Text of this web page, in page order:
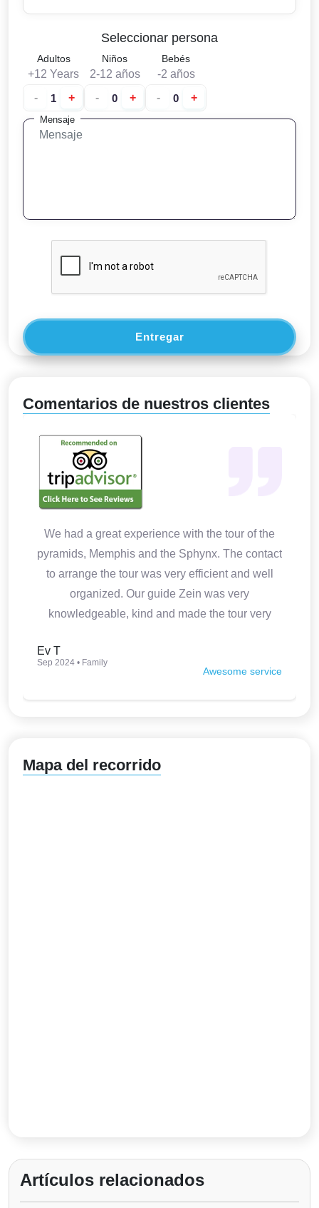
Seleccionar persona
Adultos
+12 Years
-
+
Niños
2-12 años
-
+
Bebés
-2 años
-
+
Mensaje
Entregar
Comentarios de nuestros clientes
We had a great experience with the tour of the
pyramids, Memphis and the Sphynx. The contact
to arrange the tour was very efficient and well
organized. Our guide Zein was very
knowledgeable, kind and made the tour very
Ev T
Sep 2024 • Family
Awesome service
Mapa del recorrido
Artículos relacionados